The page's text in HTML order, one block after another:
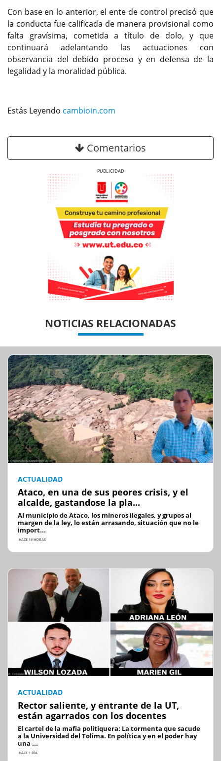
Con base en lo anterior, el ente de control precisó que
la conducta fue calificada de manera provisional como
falta gravísima, cometida a título de dolo, y que
continuará adelantando las actuaciones con
observancia del debido proceso y en defensa de la
legalidad y la moralidad pública.
Estás Leyendo cambioin.com
Comentarios
NOTICIAS RELACIONADAS
ACTUALIDAD
Ataco, en una de sus peores crisis, y el
alcalde, gastandose la pla...
Al municipio de Ataco, los mineros ilegales, y grupos al
margen de la ley, lo están arrasando, situación que no le
import...
HACE 19 HORAS
ACTUALIDAD
Rector saliente, y entrante de la UT,
están agarrados con los docentes
El cartel de la mafia politiquera: La tormenta que sacude
a la Universidad del Tolima. En política y en el poder hay
una ...
HACE 1 DÍA